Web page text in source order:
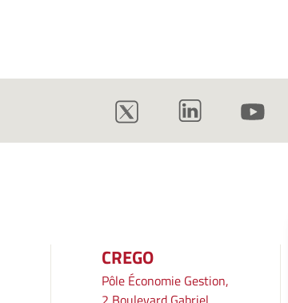
CREGO
Pôle Économie Gestion,